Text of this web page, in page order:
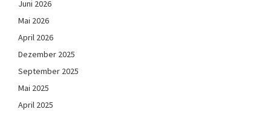
Juni 2026
Mai 2026
April 2026
Dezember 2025
September 2025
Mai 2025
April 2025